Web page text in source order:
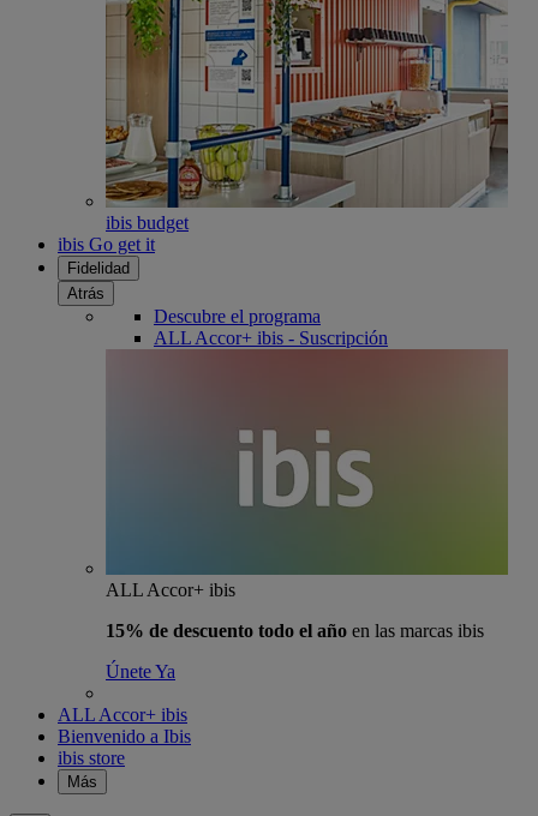
ibis budget
ibis Go get it
Fidelidad
Atrás
Descubre el programa
ALL Accor+ ibis - Suscripción
ALL Accor+ ibis
15% de descuento todo el año en las marcas ibis
Únete Ya
ALL Accor+ ibis
Bienvenido a Ibis
ibis store
Más